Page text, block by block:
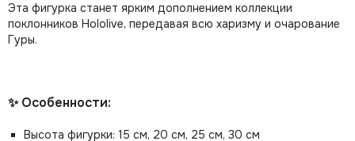
Эта фигурка станет ярким дополнением коллекции
поклонников Hololive, передавая всю харизму и очарование
Гуры.
✨ Особенности:
Высота фигурки: 15 см, 20 см, 25 см, 30 см